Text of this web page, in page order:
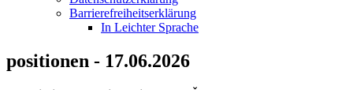
Barrierefreiheitserklärung
In Leichter Sprache
positionen - 17.06.2026